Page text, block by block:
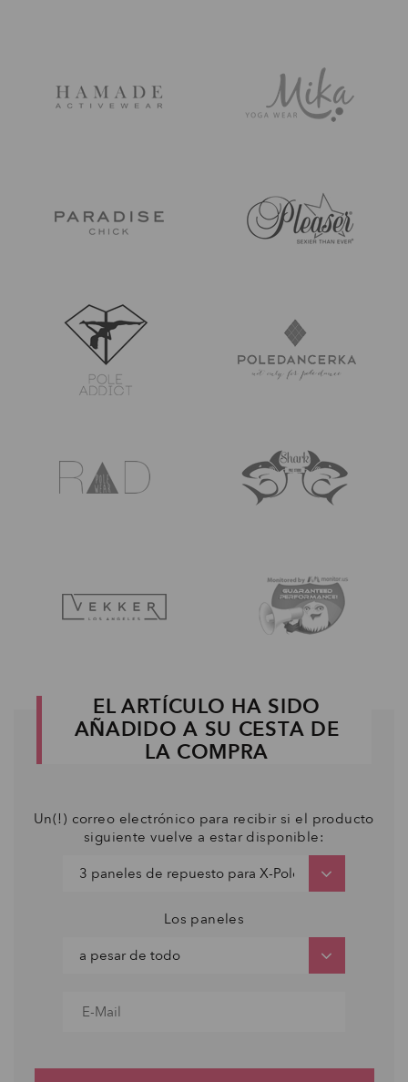
EL ARTÍCULO HA SIDO
AÑADIDO A SU CESTA DE
LA COMPRA
Un(!) correo electrónico para recibir si el producto
siguiente vuelve a estar disponible:
Los paneles